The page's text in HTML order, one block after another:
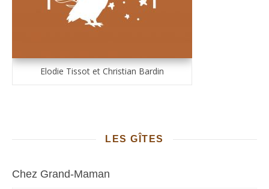
Elodie Tissot et Christian Bardin
LES GÎTES
Chez Grand-Maman